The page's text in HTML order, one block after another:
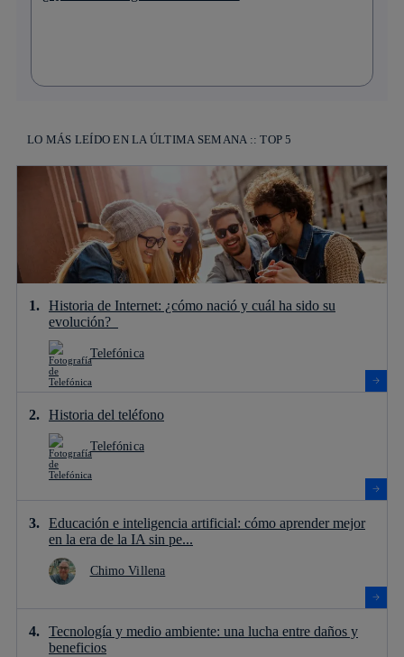
LO MÁS LEÍDO EN LA ÚLTIMA SEMANA :: TOP 5
Historia de Internet: ¿cómo nació y cuál ha sido su
evolución?
Telefónica
Historia del teléfono
Telefónica
Educación e inteligencia artificial: cómo aprender mejor
en la era de la IA sin pe...
Chimo Villena
Tecnología y medio ambiente: una lucha entre daños y
beneficios